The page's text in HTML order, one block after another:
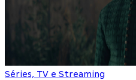
Séries, TV e Streaming